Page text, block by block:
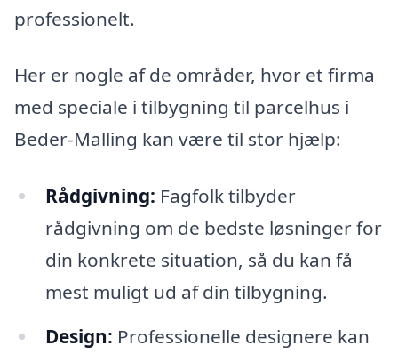
professionelt.
Her er nogle af de områder, hvor et firma
med speciale i tilbygning til parcelhus i
Beder-Malling kan være til stor hjælp:
Rådgivning: Fagfolk tilbyder
rådgivning om de bedste løsninger for
din konkrete situation, så du kan få
mest muligt ud af din tilbygning.
Design: Professionelle designere kan